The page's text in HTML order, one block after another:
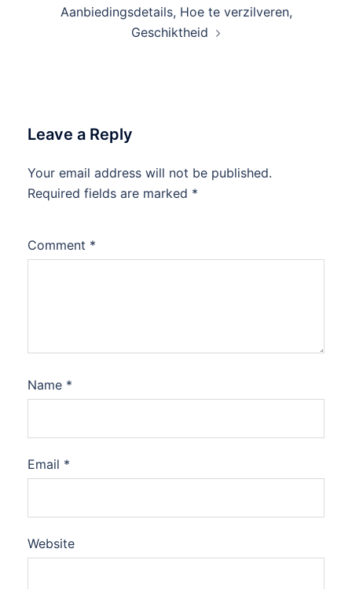
Aanbiedingsdetails, Hoe te verzilveren,
Geschiktheid
Leave a Reply
Your email address will not be published.
Required fields are marked *
Comment *
Name *
Email *
Website